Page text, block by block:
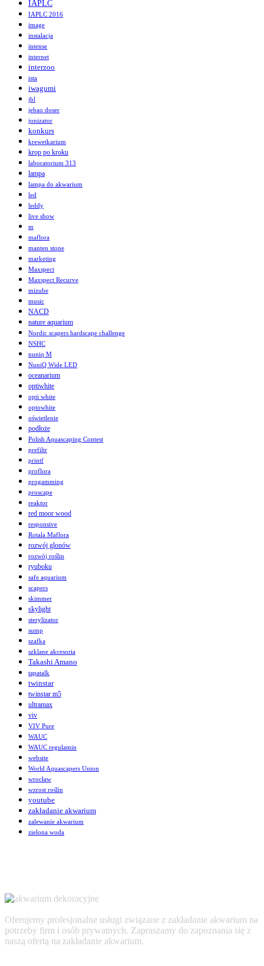
IAPLC
IAPLC 2016
image
instalacja
intense
internet
interzoo
ista
iwagumi
jbl
jebao doser
jonizator
konkurs
krewetkarium
krop po kroku
laboratorium 313
lampa
lampa do akwarium
led
leddy
live show
m
maflora
manten stone
marketing
Maxspect
Maxspect Recurve
mizube
music
NACD
nature aquarium
Nordic scapers hardscape challenge
NSHC
nuniq M
NuniQ Wide LED
oceanarium
optiwhite
opti white
optowhite
oświetlenie
podłoże
Polish Aquascaping Contest
prefiltr
printf
proflora
progamming
proscape
reaktor
red moor wood
responsive
Rotala Maflora
rozwój glonów
rozwój roślin
ryuboku
safe aquarium
scapers
skimmer
skylight
sterylizator
sump
szafka
szklane akcesoria
Takashi Amano
tapatalk
twinstar
twinstar m5
ultramax
viv
VIV Pure
WAUC
WAUC regulamin
website
World Aquascapers Union
wrocław
wzrost roślin
youtube
zakładanie akwarium
zalewanie akwarium
zielona woda
Oferujemy profesjonalne usługi związane z zakładanie akwarium na
potrzeby firm i osób prywatnych. Zapraszamy do zapoznania się z
naszą ofertą na zakładanie akwarium.